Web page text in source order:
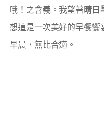
哦！之含義。我望著 晴日
想這是一次美好的早餐饗
早晨，無比合適。